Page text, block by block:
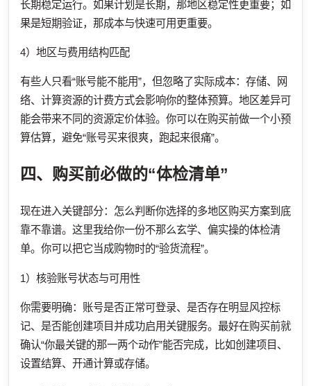
长期稳定运行。如果计划是长期，那地区稳定性更重要；如
果是短期验证，那成本与快速可用更重要。
4）地区与费用结构匹配
有些人只看“账号能不能用”，但忽略了实际成本：存储、网
络、计算资源的计费方式会影响你的整体预算。地区差异可
能会带来不同的资源定价体验。你可以在购买前做一个小预
算估算，避免“账号买来很爽，跑起来很痛”。
四、购买前必做的“体检清单”
现在进入关键部分：怎么判断你选择的多地区购买方案到底
靠不靠谱。这里我给你一份不那么玄学、偏实操的体检清
单。你可以把它当成购物时的“验货流程”。
1）核验账号状态与可用性
你需要明确：账号是否正常可登录、是否存在明显风控标
记、是否能创建项目并成功启用关键服务。最好在购买前就
确认“你最关键的那一两个动作”能否完成，比如创建项目、
设置结算、开通计算或存储。